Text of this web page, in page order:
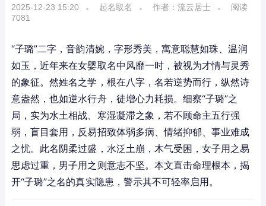
2025-12-23 15:20 起名取名 作者：流云居士
阅读
7081
“子璐”二字，音韵清婉，字形秀美，寓意聪慧如珠、温润
如玉，近年来在女婴取名中风靡一时，被视为才情与灵秀
的象征。然姓名之学，根在八字，名若逆势而行，纵然诗
意盎然，也如逆水行舟，徒增心力耗损。细察“子璐”之
局，实为水土相战、寒湿凝滞之象，若不顾命主五行强
弱，盲目套用，反易招致体弱多病、情绪抑郁、事业难成
之忧。此名阴柔过盛，水泛土崩，木气受困，女子用之易
思虑过重，男子用之则意志不坚。本文直击命理根本，揭
开“子璐”之名的真实隐患，警示其不可轻率启用。